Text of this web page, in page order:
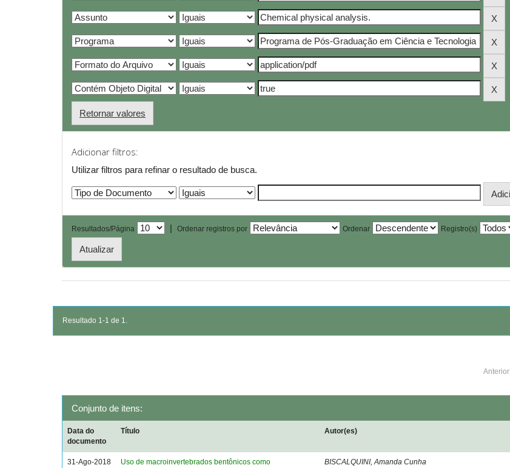
Retornar valores
Adicionar filtros:
Utilizar filtros para refinar o resultado de busca.
Resultados/Página | Ordenar registros por Ordenar Registro(s)
Resultado 1-1 de 1.
Anterior
Conjunto de itens:
Data do
documento
Título Autor(es)
31-Ago-2018 Uso de macroinvertebrados bentônicos como BISCALQUINI, Amanda Cunha